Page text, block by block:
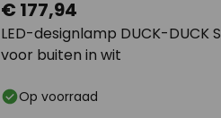
LED-designlamp DUCK-DUCK S
voor buiten in wit
€ 177,94
Op voorraad